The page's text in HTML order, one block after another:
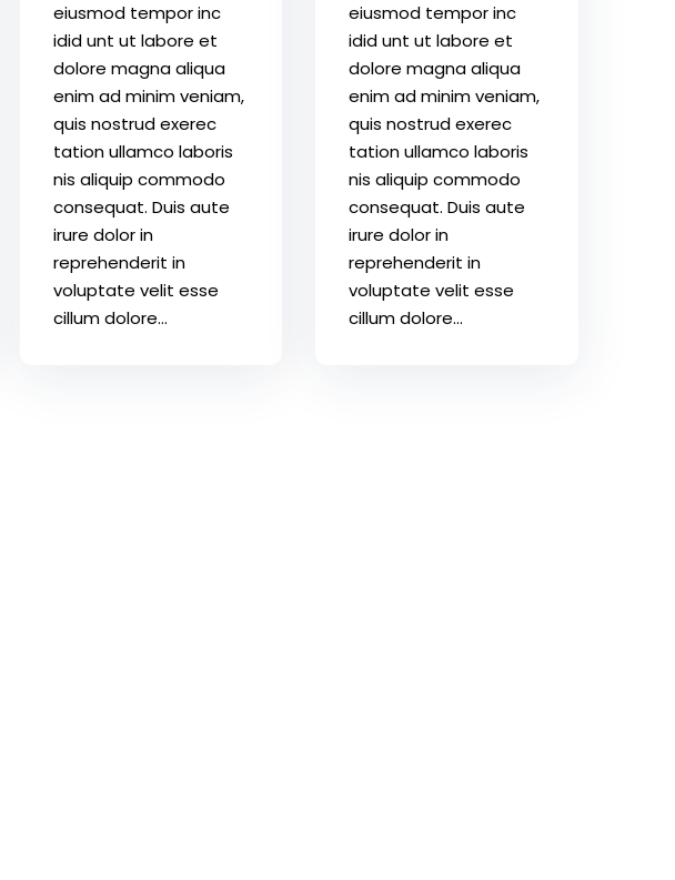
eiusmod tempor inc
idid unt ut labore et
dolore magna aliqua
enim ad minim veniam,
quis nostrud exerec
tation ullamco laboris
nis aliquip commodo
consequat. Duis aute
irure dolor in
reprehenderit in
voluptate velit esse
cillum dolore...
eiusmod tempor inc
idid unt ut labore et
dolore magna aliqua
enim ad minim veniam,
quis nostrud exerec
tation ullamco laboris
nis aliquip commodo
consequat. Duis aute
irure dolor in
reprehenderit in
voluptate velit esse
cillum dolore...